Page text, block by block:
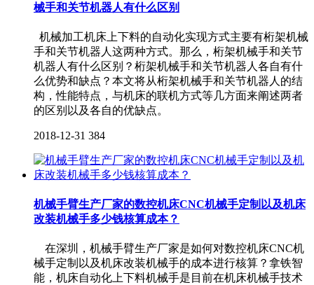
械手和关节机器人有什么区别
机械加工机床上下料的自动化实现方式主要有桁架机械
手和关节机器人这两种方式。那么，桁架机械手和关节
机器人有什么区别？桁架机械手和关节机器人各自有什
么优势和缺点？本文将从桁架机械手和关节机器人的结
构，性能特点，与机床的联机方式等几方面来阐述两者
的区别以及各自的优缺点。
2018-12-31 384
机械手臂生产厂家的数控机床CNC机械手定制以及机床
改装机械手多少钱核算成本？
在深圳，机械手臂生产厂家是如何对数控机床CNC机
械手定制以及机床改装机械手的成本进行核算？拿铁智
能，机床自动化上下料机械手是目前在机床机械手技术